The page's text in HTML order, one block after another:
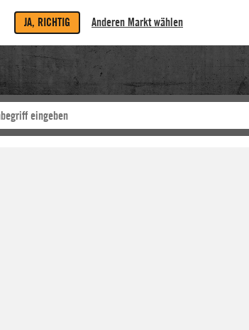
JA, RICHTIG Anderen Markt wählen